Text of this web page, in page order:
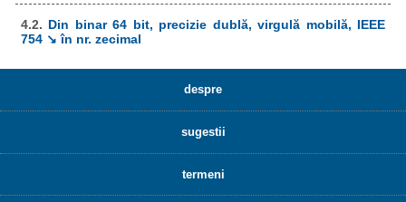
4.2. Din binar 64 bit, precizie dublă, virgulă mobilă, IEEE
754 ↘ în nr. zecimal
despre
sugestii
termeni